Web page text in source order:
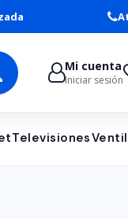
Mi cuenta
Iniciar sesión
Televisiones